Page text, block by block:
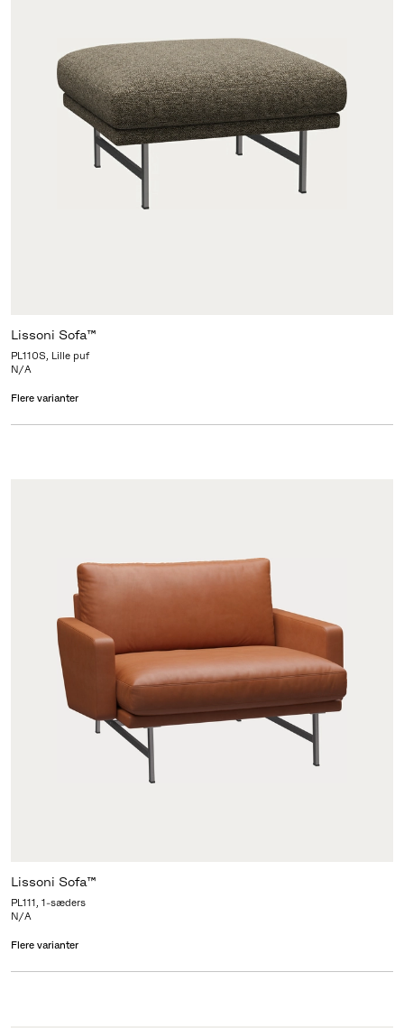
Lissoni Sofa™
PL110S, Lille puf
N/A
Flere varianter
Lissoni Sofa™
PL111, 1-sæders
N/A
Flere varianter